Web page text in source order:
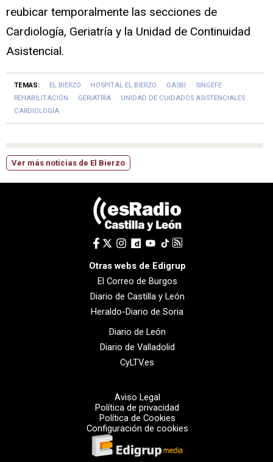
reubicar temporalmente las secciones de
Cardiología, Geriatría y la Unidad de Continuidad
Asistencial.
TEMAS: EL BIERZO HOSPITAL EL BIERZO GASBI
SINGEFE
REHABILITACIÓN
GERIATRÍA
UNIDAD DE CUIDADOS ASISTENCIALES
CARDIOLOGÍA
Ver más noticias de El Bierzo
Otras webs de Edigrup
El Correo de Burgos
Diario de Castilla y León
Heraldo-Diario de Soria
Diario de León
Diario de Valladolid
CyLTV.es
Aviso Legal
Política de privacidad
Política de Cookies
Configuración de cookies